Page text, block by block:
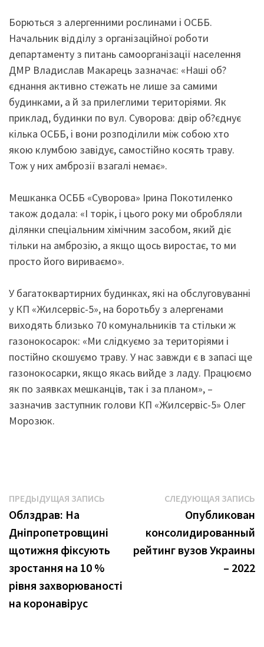
Борються з алергенними рослинами і ОСББ.
Начальник відділу з організаційної роботи
департаменту з питань самоорганізації населення
ДМР Владислав Макарець зазначає: «Наші об?
єднання активно стежать не лише за самими
будинками, а й за прилеглими територіями. Як
приклад, будинки по вул. Суворова: двір об?єднує
кілька ОСББ, і вони розподілили між собою хто
якою клумбою завідує, самостійно косять траву.
Тож у них амброзії взагалі немає».
Мешканка ОСББ «Суворова» Ірина Покотиленко
також додала: «І торік, і цього року ми обробляли
ділянки спеціальним хімічним засобом, який діє
тільки на амброзію, а якщо щось виростає, то ми
просто його вириваємо».
У багатоквартирних будинках, які на обслуговуванні
у КП «Жилсервіс-5», на боротьбу з алергенами
виходять близько 70 комунальників та стільки ж
газонокосарок: «Ми слідкуємо за територіями і
постійно скошуємо траву. У нас завжди є в запасі ще
газонокосарки, якщо якась вийде з ладу. Працюємо
як по заявках мешканців, так і за планом», –
зазначив заступник голови КП «Жилсервіс-5» Олег
Морозюк.
Навигация
по
записям
ПРЕДЫДУЩАЯ ЗАПИСЬ
Облздрав: На
Дніпропетровщині
щотижня фіксують
зростання на 10 %
рівня захворюваності
на коронавірус
СЛЕДУЮЩАЯ ЗАПИСЬ
Опубликован
консолидированный
рейтинг вузов Украины
– 2022